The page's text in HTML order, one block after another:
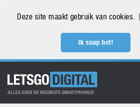
Deze site maakt gebruik van cookies.
Ik snap het!
ALLES OVER DE NIEUWSTE SMARTPHONES!